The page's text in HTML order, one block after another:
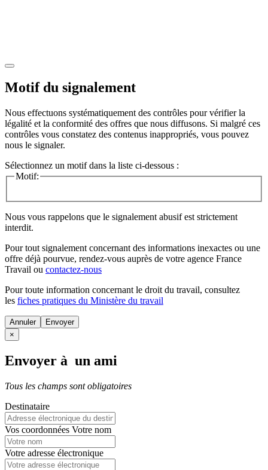
Motif du signalement
Nous effectuons systématiquement des contrôles pour vérifier la
légalité et la conformité des offres que nous diffusons. Si malgré ces
contrôles vous constatez des contenus inappropriés, vous pouvez
nous le signaler.
Sélectionnez un motif dans la liste ci-dessous :
Motif:
Nous vous rappelons que le signalement abusif est strictement
interdit.
Pour tout signalement concernant des informations inexactes ou une
offre déjà pourvue, rendez-vous auprès de votre agence France
Travail ou contactez-nous
Pour toute information concernant le droit du travail, consultez
les fiches pratiques du Ministère du travail
Annuler
×
Envoyer à un ami
Tous les champs sont obligatoires
Destinataire
Vos coordonnées Votre nom
Votre adresse électronique